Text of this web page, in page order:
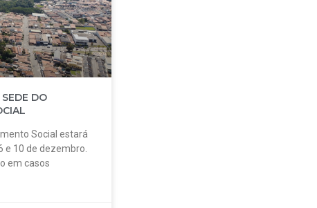
DO
Social estará
e 10 de dezembro.
em casos